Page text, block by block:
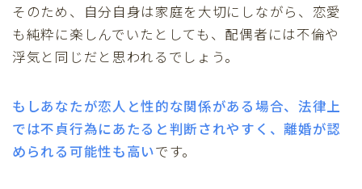
そのため、自分自身は家庭を大切にしながら、恋愛
も純粋に楽しんでいたとしても、配偶者には不倫や
浮気と同じだと思われるでしょう。
もしあなたが恋人と性的な関係がある場合、法律上
では不貞行為にあたると判断されやすく、離婚が認
められる可能性も高いです。